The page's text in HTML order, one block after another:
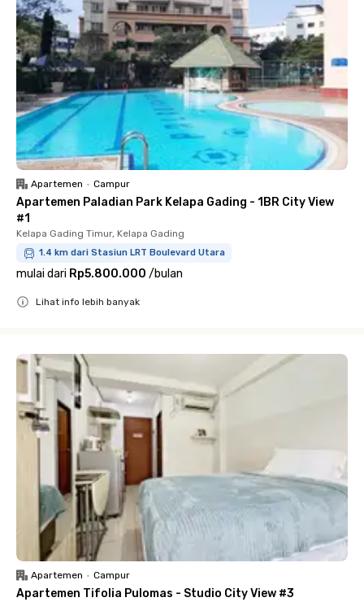
Apartemen • Campur
Apartemen Paladian Park Kelapa Gading - 1BR City View
#1
Kelapa Gading Timur, Kelapa Gading
1.4 km dari Stasiun LRT Boulevard Utara
mulai dari Rp5.800.000 /bulan
Lihat info lebih banyak
Apartemen • Campur
Apartemen Tifolia Pulomas - Studio City View #3